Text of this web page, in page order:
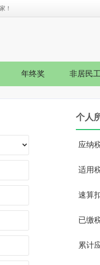
！
年终奖 非居民
个人
应纳
适用
速算
已缴
累计